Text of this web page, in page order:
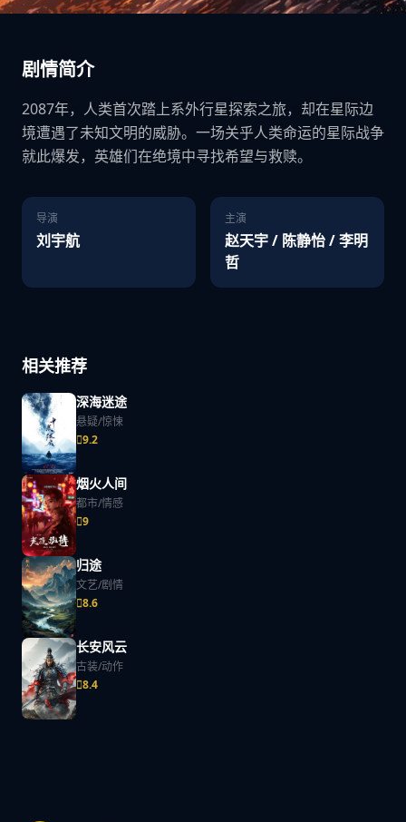
剧情简介
2087年，人类首次踏上系外行星探索之旅，却在星际边
境遭遇了未知文明的威胁。一场关乎人类命运的星际战争
就此爆发，英雄们在绝境中寻找希望与救赎。
导演
刘宇航
主演
赵天宇 / 陈静怡 / 李明
哲
相关推荐
深海迷途
悬疑/惊悚
9.2
烟火人间
都市/情感
9
归途
文艺/剧情
8.6
长安风云
古装/动作
8.4